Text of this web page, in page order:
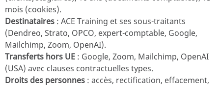
mois (cookies).
Destinataires : ACE Training et ses sous-traitants
(Dendreo, Strato, OPCO, expert-comptable, Google,
Mailchimp, Zoom, OpenAI).
Transferts hors UE : Google, Zoom, Mailchimp, OpenAI
(USA) avec clauses contractuelles types.
Droits des personnes : accès, rectification, effacement,